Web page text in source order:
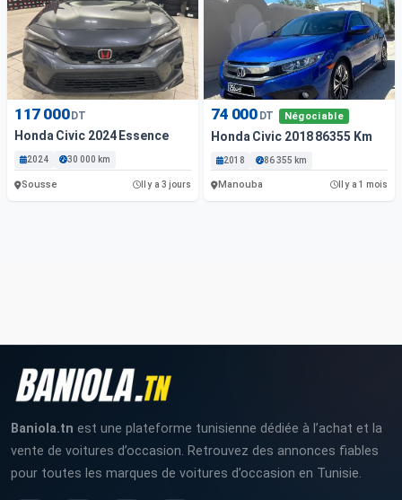
117 000 DT
Honda Civic 2024 Essence
2024 30 000 km
Sousse Il y a 3 jours
74 000 DT Négociable
Honda Civic 2018 86355 Km
2018 86 355 km
Manouba Il y a 1 mois
Baniola.tn est une plateforme tunisienne dédiée à l’achat et la
vente de voitures d’occasion. Retrouvez des annonces fiables
pour toutes les marques de voitures d’occasion en Tunisie.